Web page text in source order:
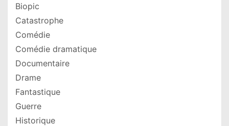
Biopic
Catastrophe
Comédie
Comédie dramatique
Documentaire
Drame
Fantastique
Guerre
Historique